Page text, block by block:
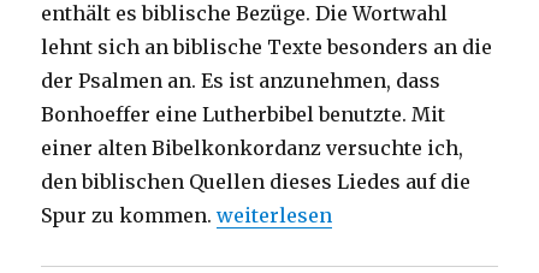
enthält es biblische Bezüge. Die Wortwahl
lehnt sich an biblische Texte besonders an die
der Psalmen an. Es ist anzunehmen, dass
Bonhoeffer eine Lutherbibel benutzte. Mit
einer alten Bibelkonkordanz versuchte ich,
den biblischen Quellen dieses Liedes auf die
Spur zu kommen.„Predigt am Buß- und Bettag –
weiterlesen